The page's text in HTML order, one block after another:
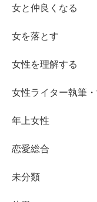
女と仲良くなる
女を落とす
女性を理解する
女性ライター執筆
年上女性
恋愛総合
未分類